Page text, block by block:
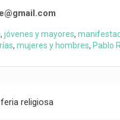
, jóvenes y mayores,
, mujeres y hombres, Pablo
religiosa